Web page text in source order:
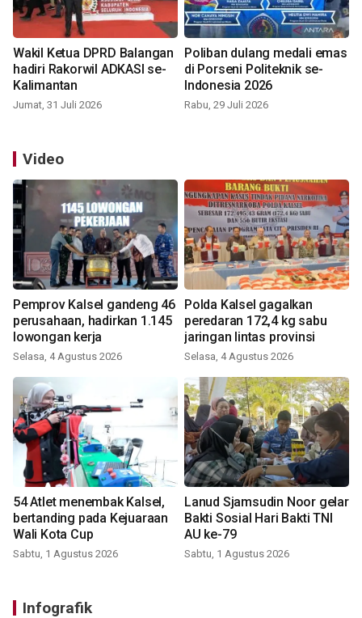
Wakil Ketua DPRD Balangan
hadiri Rakorwil ADKASI se-
Kalimantan
Jumat, 31 Juli 2026
Poliban dulang medali emas
di Porseni Politeknik se-
Indonesia 2026
Rabu, 29 Juli 2026
Video
Pemprov Kalsel gandeng 46
perusahaan, hadirkan 1.145
lowongan kerja
Selasa, 4 Agustus 2026
Polda Kalsel gagalkan
peredaran 172,4 kg sabu
jaringan lintas provinsi
Selasa, 4 Agustus 2026
54 Atlet menembak Kalsel,
bertanding pada Kejuaraan
Wali Kota Cup
Sabtu, 1 Agustus 2026
Lanud Sjamsudin Noor gelar
Bakti Sosial Hari Bakti TNI
AU ke-79
Sabtu, 1 Agustus 2026
Infografik